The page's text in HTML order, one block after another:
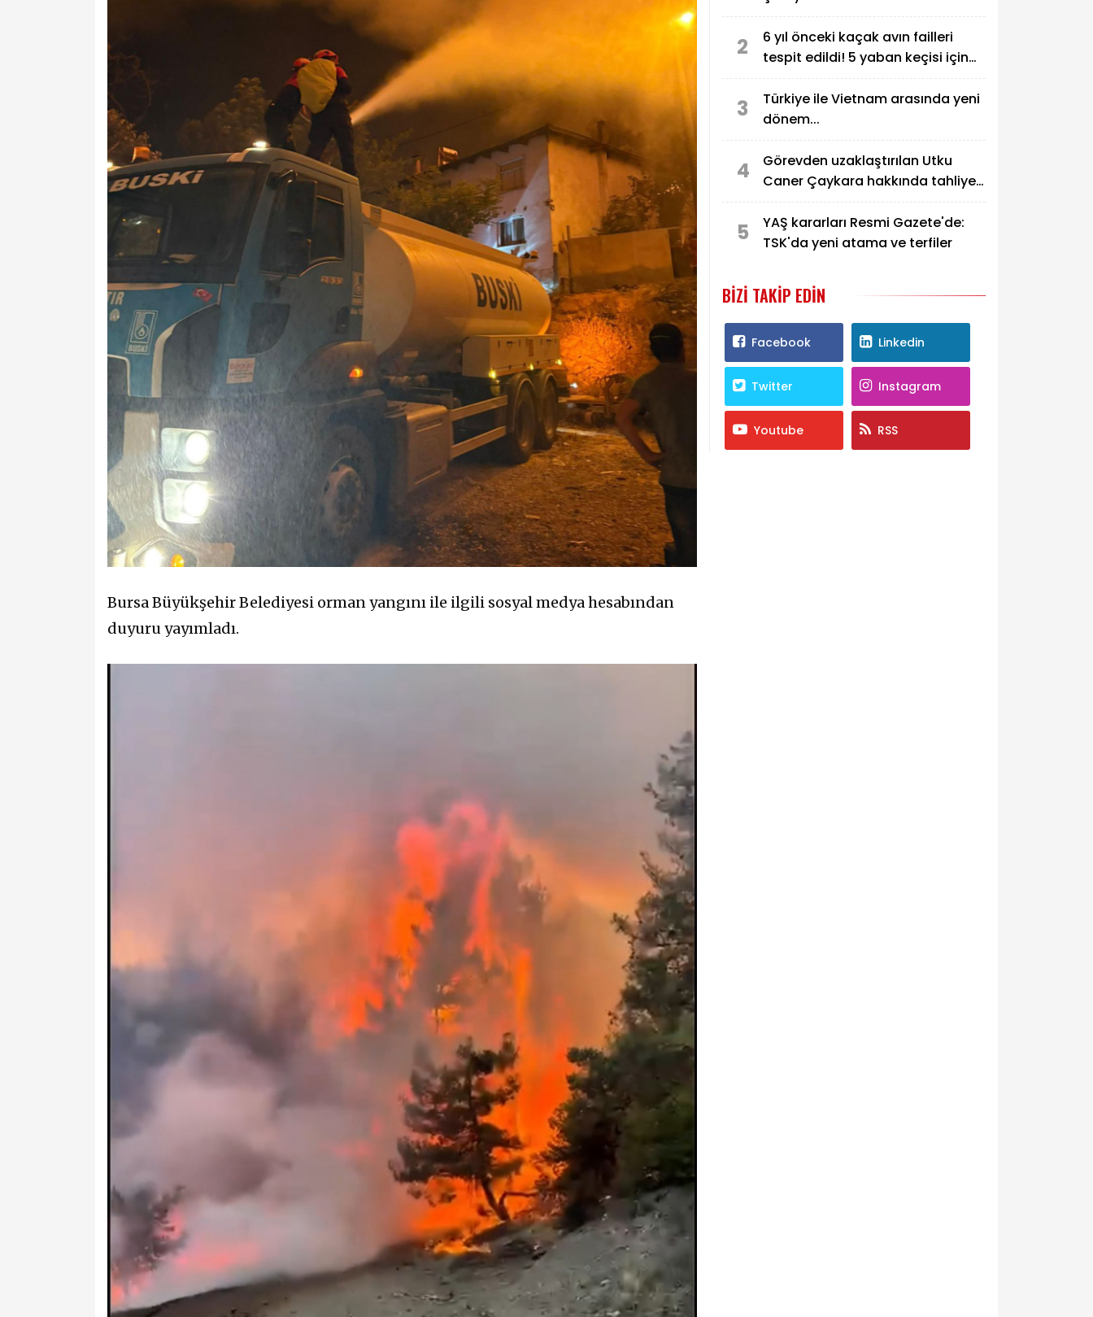
Bursa Büyükşehir Belediyesi orman yangını ile ilgili sosyal medya hesabından
duyuru yayımladı.
2
6 yıl önceki kaçak avın failleri
tespit edildi! 5 yaban keçisi için
3
Türkiye ile Vietnam arasında yeni
dönem...
4
Görevden uzaklaştırılan Utku
Caner Çaykara hakkında tahliye
5
YAŞ kararları Resmi Gazete'de:
TSK'da yeni atama ve terfiler
BIZI TAKIP EDIN
Facebook Linkedin
Twitter Instagram
Youtube RSS